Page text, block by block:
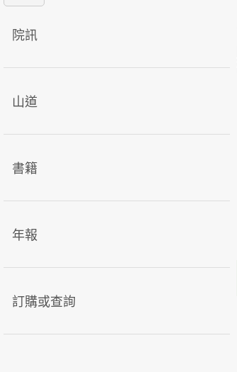
院訊
山道
書籍
年報
訂購或查詢